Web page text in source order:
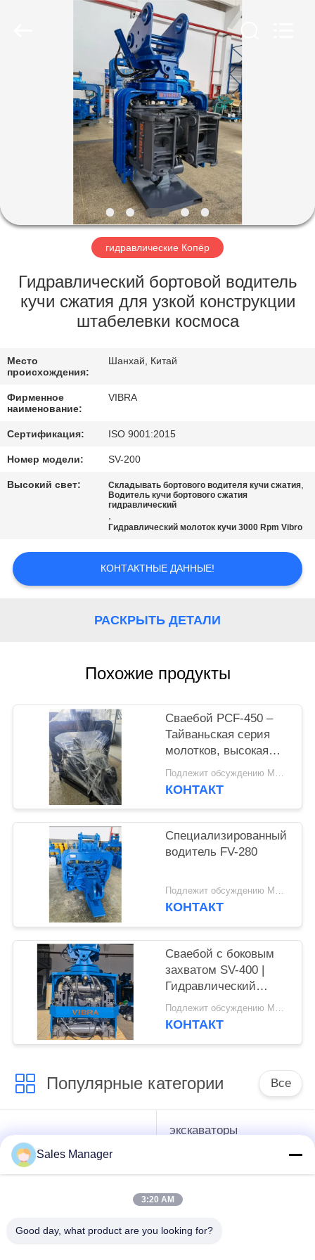
ПРОДУКТЫ
О
ПУТЕШЕСТВИЕ
ФАБРИКИ
ПРОВЕРКА
КАЧЕСТВА
СВЯЖИТЕСЬ
МЫ
СПРОСИТЕ
ЦИТАТУ
PRIVACY
POLICY
гидравлические Копёр
Гидравлический бортовой водитель
кучи сжатия для узкой конструкции
штабелевки космоса
Место
происхождения:
Шанхай, Китай
Фирменное
наименование:
VIBRA
Сертификация: ISO 9001:2015
Номер модели: SV-200
Высокий свет: Складывать бортового водителя кучи сжатия,
Водитель кучи бортового сжатия
гидравлический
,
Гидравлический молоток кучи 3000 Rpm Vibro
КОНТАКТНЫЕ ДАННЫЕ!
РАСКРЫТЬ ДЕТАЛИ
Похожие продукты
Сваебой PCF-450 –
Тайваньская серия
молотков, высокая
взаимозаменяемость
деталей и усилие 535
Подлежит обсуждению MOQ:1 комплект
КОНТАКТ
Специализированный
водитель FV-280
Подлежит обсуждению MOQ:1 SET
КОНТАКТ
Сваебой с боковым
захватом SV-400 |
Гидравлический
молот 656KN для
ограниченного
Подлежит обсуждению MOQ:1 комплект
КОНТАКТ
Популярные категории Все
гидравлические
Копёр
экскаваторы
молоток
кучи сжатия
Sales Manager
3:20 AM
Good day, what product are you looking for?